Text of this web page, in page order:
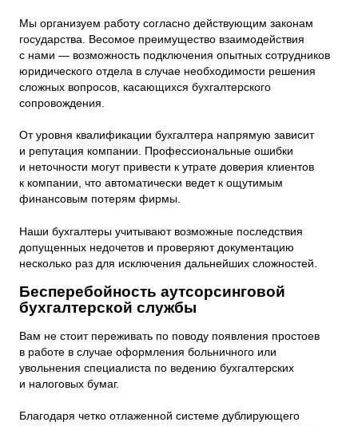
Мы организуем работу согласно действующим законам
государства. Весомое преимущество взаимодействия
с нами — возможность подключения опытных сотрудников
юридического отдела в случае необходимости решения
сложных вопросов, касающихся бухгалтерского
сопровождения.
От уровня квалификации бухгалтера напрямую зависит
и репутация компании. Профессиональные ошибки
и неточности могут привести к утрате доверия клиентов
к компании, что автоматически ведет к ощутимым
финансовым потерям фирмы.
Наши бухгалтеры учитывают возможные последствия
допущенных недочетов и проверяют документацию
несколько раз для исключения дальнейших сложностей.
Бесперебойность аутсорсинговой
бухгалтерской службы
Вам не стоит переживать по поводу появления простоев
в работе в случае оформления больничного или
увольнения специалиста по ведению бухгалтерских
и налоговых бумаг.
Благодаря четко отлаженной системе дублирующего